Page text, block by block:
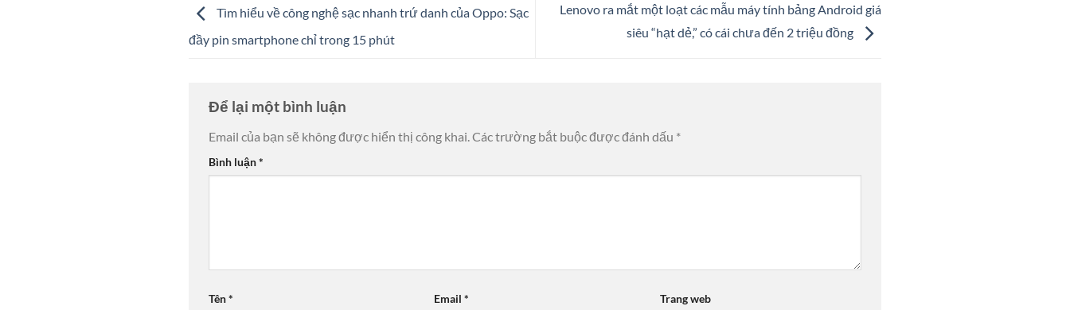
Tìm hiểu về công nghệ sạc nhanh trứ danh của Oppo: Sạc
đầy pin smartphone chỉ trong 15 phút
Lenovo ra mắt một loạt các mẫu máy tính bảng Android giá
siêu “hạt dẻ,” có cái chưa đến 2 triệu đồng
Để lại một bình luận
Email của bạn sẽ không được hiển thị công khai. Các trường bắt buộc được đánh dấu *
Bình luận*
Tên* Email* Trang web